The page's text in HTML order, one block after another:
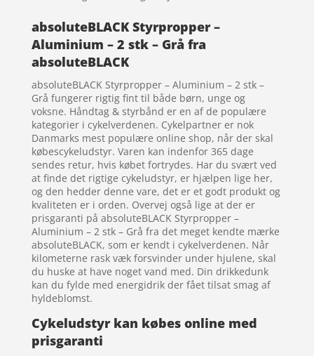
absoluteBLACK Styrpropper –
Aluminium – 2 stk – Grå fra
absoluteBLACK
absoluteBLACK Styrpropper – Aluminium – 2 stk –
Grå fungerer rigtig fint til både børn, unge og
voksne. Håndtag & styrbånd er en af de populære
kategorier i cykelverdenen. Cykelpartner er nok
Danmarks mest populære online shop, når der skal
købescykeludstyr. Varen kan indenfor 365 dage
sendes retur, hvis købet fortrydes. Har du svært ved
at finde det rigtige cykeludstyr, er hjælpen lige her,
og den hedder denne vare, det er et godt produkt og
kvaliteten er i orden. Overvej også lige at der er
prisgaranti på absoluteBLACK Styrpropper –
Aluminium – 2 stk – Grå fra det meget kendte mærke
absoluteBLACK, som er kendt i cykelverdenen. Når
kilometerne rask væk forsvinder under hjulene, skal
du huske at have noget vand med. Din drikkedunk
kan du fylde med energidrik der fået tilsat smag af
hyldeblomst.
Cykeludstyr kan købes online med
prisgaranti